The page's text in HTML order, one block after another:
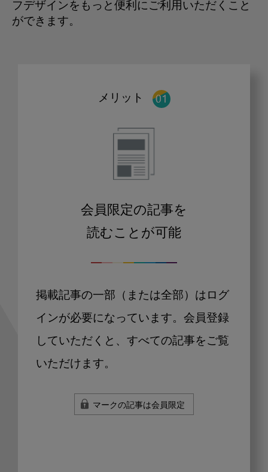
フデザインをもっと便利にご利用いただくこと
ができます。
メリット
会員限定の記事を
読むことが可能
掲載記事の一部（または全部）はログ
インが必要になっています。会員登録
していただくと、すべての記事をご覧
いただけます。
マークの記事は会員限定